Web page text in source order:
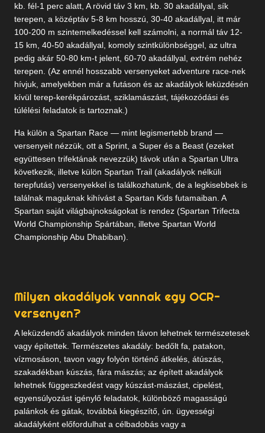
kb. fél-1 perc alatt, A rövid táv 3 km, kb. 30 akadállyal, sík
terepen, a középtáv 5-8 km hosszú, 30-40 akadállyal, itt már
100-200 m szintemelkedéssel kell számolni, a normál táv 12-
15 km, 40-50 akadállyal, komoly szintkülönbséggel, az ultra
pedig akár 50-80 km-t jelent, 60-70 akadállyal, extrém nehéz
terepen. (Az ennél hosszabb versenyeket adventure race-nek
hívjuk, amelyekben már a futáson és az akadályok leküzdésén
kívül terep-kerékpározást, sziklamászást, tájékozódási és
túlélési feladatok is tartoznak.)
Ha külön a Spartan Race — mint legismertebb brand —
versenyeit nézzük, ott a Sprint, a Super és a Beast (ezeket
együttesen trifektának nevezzük) távok után a Spartan Ultra
következik, illetve külön Spartan Trail (akadályok nélküli
terepfutás) versenyekkel is találkozhatunk, de a legkisebbek is
találnak maguknak kihívást a Spartan Kids futamaiban. A
Spartan saját világbajnokságokat is rendez (Spartan Trifecta
World Championship Spártában, illetve Spartan World
Championship Abu Dhabiban).
Milyen akadályok vannak egy OCR-
versenyen?
A leküzdendő akadályok minden távon lehetnek természetesek
vagy építettek. Természetes akadály: bedőlt fa, patakon,
vízmosáson, tavon vagy folyón történő átkelés, átúszás,
szakadékban kúszás, fára mászás; az épített akadályok
lehetnek függeszkedést vagy kúszást-mászást, cipelést,
egyensúlyozást igénylő feladatok, különböző magasságú
palánkok és gátak, továbbá kiegészítő, ún. ügyességi
akadályként előfordulhat a célbadobás vagy a